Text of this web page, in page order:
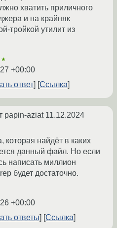
хватить приличного
и на крайняк
тройкой утилит из
+00:00
ответ Ссылка
papin-aziat 11.12.2024
которая найдёт в каких
данный файл. Но если
написать миллион
будет достаточно.
+00:00
ответы Ссылка